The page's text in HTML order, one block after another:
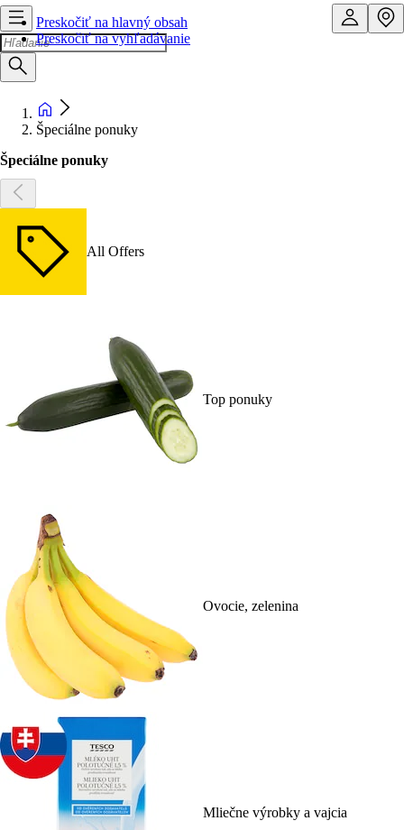
Preskočiť na hlavný obsah
Preskočiť na vyhľadávanie
Špeciálne ponuky
Špeciálne ponuky
All Offers
Top ponuky
Ovocie, zelenina
Mliečne výrobky a vajcia